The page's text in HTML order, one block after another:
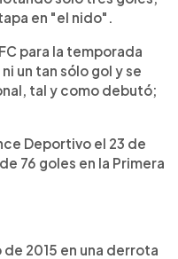
en "el nido".
para la temporada
un tan sólo gol y se
tal y como debutó;
Deportivo el 23 de
76 goles en la Primera
de 2015 en una derrota